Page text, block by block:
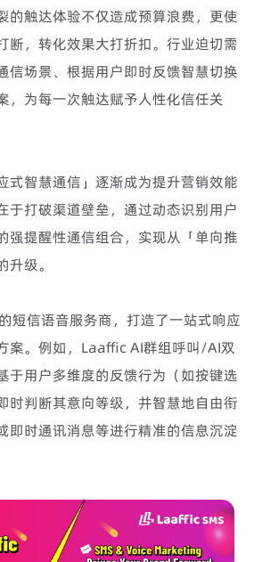
的触达体验不仅造成预算浪费，更使
断，转化效果大打折扣。行业迫切需
信场景、根据用户即时反馈智慧切换
，为每一次触达赋予人性化信任关
式智慧通信」逐渐成为提升营销效能
于打破渠道壁垒，通过动态识别用户
强提醒性通信组合，实现从「单向推
级。
短信语音服务商，打造了一站式响应
案。例如，Laaffic AI群组呼叫/AI双
于用户多维度的反馈行为（如按键选
时判断其意向等级，并智慧地自由衔
即时通讯消息等进行精准的信息沉淀